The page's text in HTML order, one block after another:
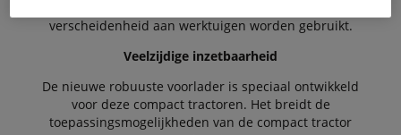
verscheidenheid aan werktuigen worden gebruikt.
Veelzijdige inzetbaarheid
De nieuwe robuuste voorlader is speciaal ontwikkeld
voor deze compact tractoren. Het breidt de
toepassingsmogelijkheden van de compact tractor